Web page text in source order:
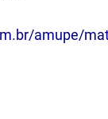
amupe/